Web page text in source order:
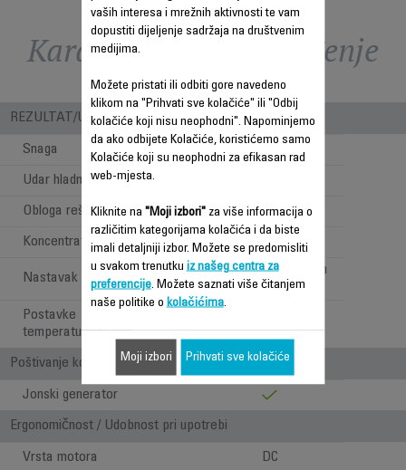
Karakteristike - Poređenje
REZULTAT/UPOTREBA
Snaga 2100
Udar hladnog zraka
Obloga rešetke Kašmir keratin
Koncentrator 1
Nastavak 1:
Triple Air precision
koncentrator
Postavke
temperature/brzine
Poštivanje kose i ergonomičnost
Jonski generator
Ergonomičnost / Udobnost pri upotrebi
Vrsta motora DC
vaših interesa i mrežnih aktivnosti te vam
dopustiti dijeljenje sadržaja na društvenim
medijima.
Možete pristati ili odbiti gore navedeno
klikom na "Prihvati sve kolačiće" ili "Odbij
kolačiće koji nisu neophodni". Napominjemo
da ako odbijete Kolačiće, koristićemo samo
Kolačiće koji su neophodni za efikasan rad
web-mjesta.
Kliknite na "Moji izbori"za više informacija o
različitim kategorijama kolačića i da biste
imali detaljniji izbor. Možete se predomisliti
u svakom trenutku iz našeg centra za
preferencije. Možete saznati više čitanjem
naše politike o kolačićima.
Moji izbori Prihvati sve kolačiće